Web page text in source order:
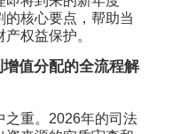
的核心要点，帮助当
权益保护。
值分配的全流程解
之重。2026年的司法